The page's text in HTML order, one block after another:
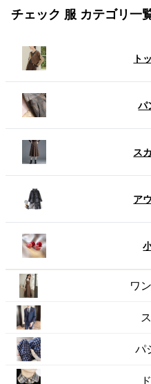
チェック 服 カテゴリ一
ト
パ
ス
ア
ワ
パ